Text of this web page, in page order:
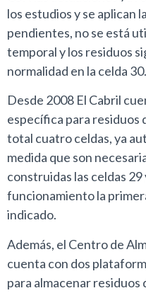
los estudios y se aplican
pendientes, no se está
temporal y los residuos
normalidad en la celda 30.
Desde 2008 El Cabril
específica para residuos
total cuatro celdas, ya
medida que son
construidas las celdas
funcionamiento la
indicado.
Además, el Centro de
cuenta con dos
para almacenar residuos